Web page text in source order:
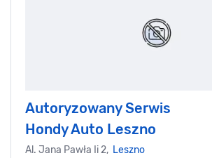
Autoryzowany Serwis
Hondy Auto Leszno
Al. Jana Pawła Ii 2, Leszno